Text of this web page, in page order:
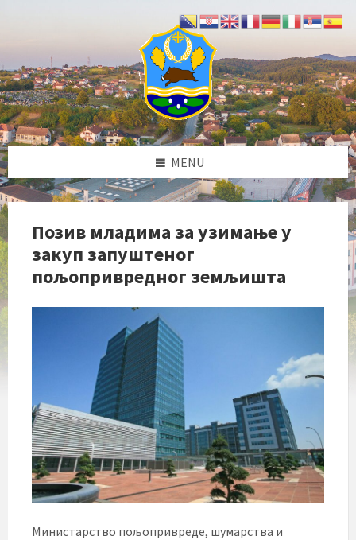
MENU
Позив младима за узимање у
закуп запуштеног
пољопривредног земљишта
Министарство пољопривреде, шумарства и